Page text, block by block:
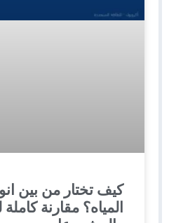
كيف تختار من بين
المياه؟ مقارنة كاملة